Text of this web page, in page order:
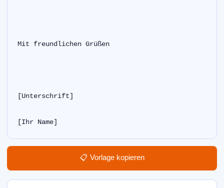
Mit freundlichen Grüßen
[Unterschrift]
[Ihr Name]
📋 Vorlage kopieren